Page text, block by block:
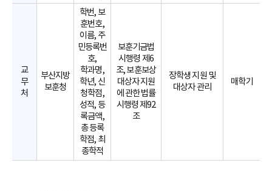
교
무
처
부산지방
보훈청
학번, 보
훈번호,
이름, 주
민등록번
호,
학과명,
학년, 신
청학점,
성적, 등
록금액,
총 등록
학점, 최
종학적
보훈기금법
시행령 제6
조, 보훈보상
대상자 지원
에 관한 법률
시행령 제92
조
장학생 지원 및
대상자 관리
매학기